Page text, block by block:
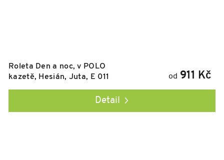
Roleta Den a noc, v POLO
kazetě, Hesián, Juta, E 011
od 911 Kč
Detail